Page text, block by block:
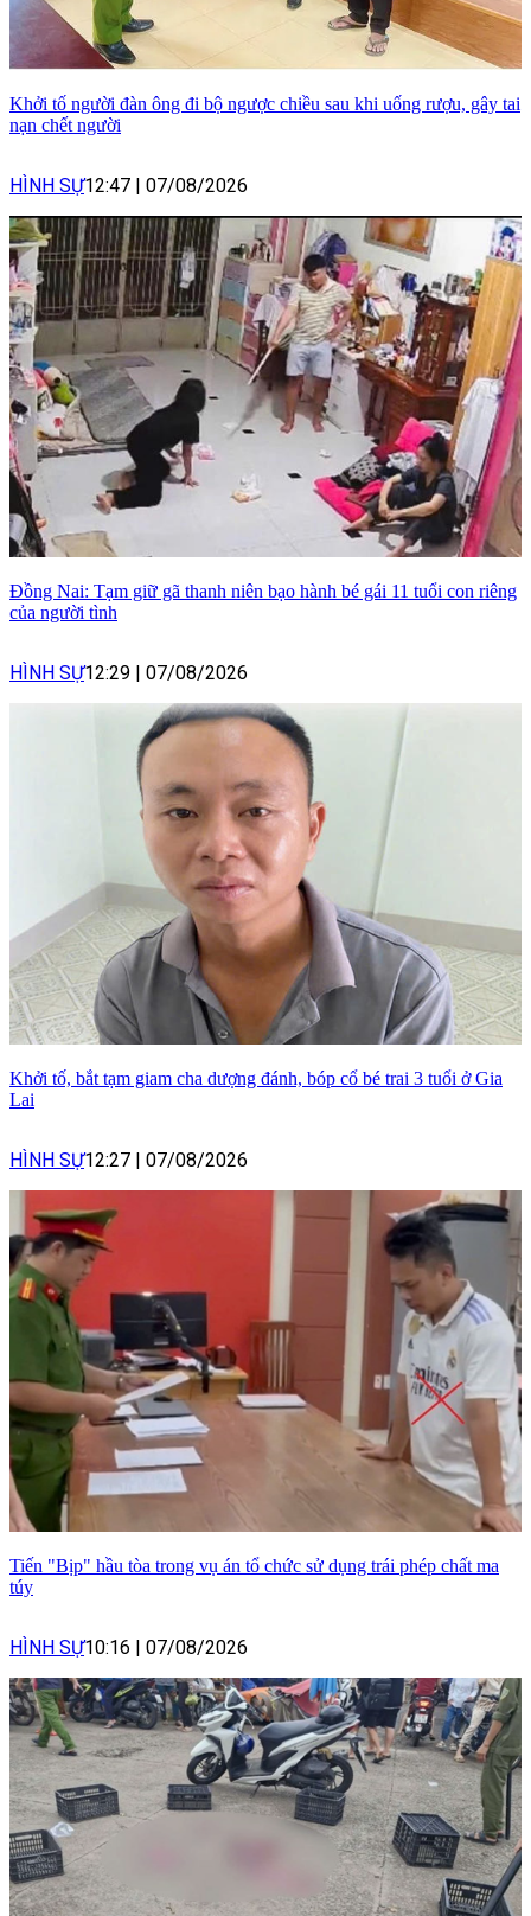
Khởi tố người đàn ông đi bộ ngược chiều sau khi uống rượu, gây tai
nạn chết người
HÌNH SỰ12:47 | 07/08/2026
Đồng Nai: Tạm giữ gã thanh niên bạo hành bé gái 11 tuổi con riêng
của người tình
HÌNH SỰ12:29 | 07/08/2026
Khởi tố, bắt tạm giam cha dượng đánh, bóp cổ bé trai 3 tuổi ở Gia
Lai
HÌNH SỰ12:27 | 07/08/2026
Tiến "Bịp" hầu tòa trong vụ án tổ chức sử dụng trái phép chất ma
túy
HÌNH SỰ10:16 | 07/08/2026